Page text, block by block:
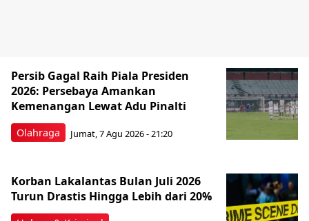
Olahraga
Persib Gagal Raih Piala Presiden
2026: Persebaya Amankan
Kemenangan Lewat Adu Pinalti
Jumat, 7 Agu 2026 - 21:20
Korban Lakalantas Bulan Juli 2026
Turun Drastis Hingga Lebih dari 20%